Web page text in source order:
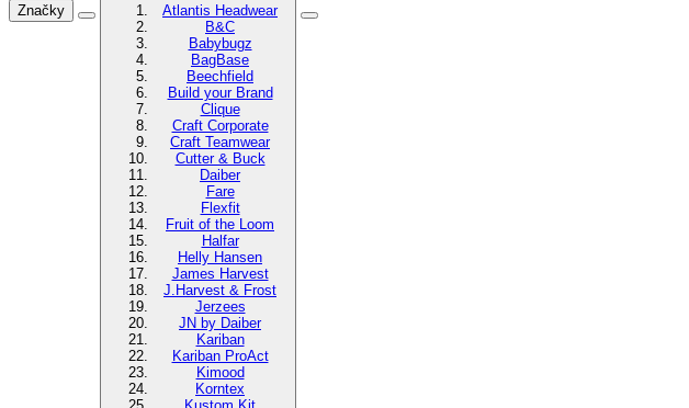
Značky
Atlantis Headwear
B&C
Babybugz
BagBase
Beechfield
Build your Brand
Clique
Craft Corporate
Craft Teamwear
Cutter & Buck
Daiber
Fare
Flexfit
Fruit of the Loom
Halfar
Helly Hansen
James Harvest
J.Harvest & Frost
Jerzees
JN by Daiber
Kariban
Kariban ProAct
Kimood
Korntex